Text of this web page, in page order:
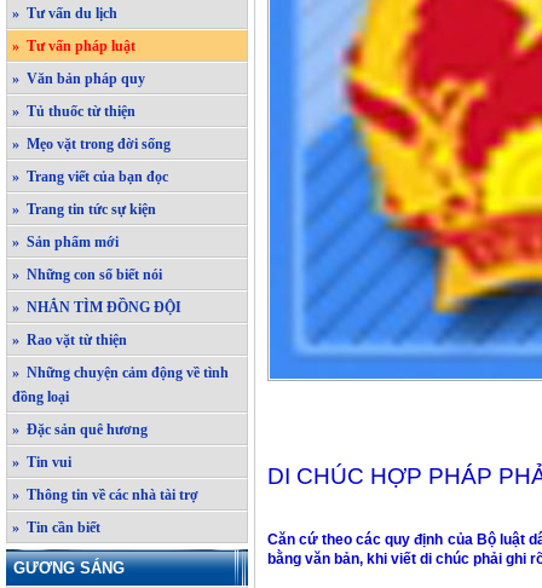
» Tư vấn du lịch
» Tư vấn pháp luật
» Văn bản pháp quy
» Tủ thuốc từ thiện
» Mẹo vặt trong đời sống
» Trang viết của bạn đọc
» Trang tin tức sự kiện
» Sản phẩm mới
» Những con số biết nói
» NHẮN TÌM ĐỒNG ĐỘI
» Rao vặt từ thiện
» Những chuyện cảm động về tình
đồng loại
» Đặc sản quê hương
» Tin vui
» Thông tin về các nhà tài trợ
» Tin cần biết
GƯƠNG SÁNG
DI CHÚC HỢP PHÁP
Căn cứ theo các quy định của Bộ luật
bằng văn bản, khi viết di chúc phải ghi